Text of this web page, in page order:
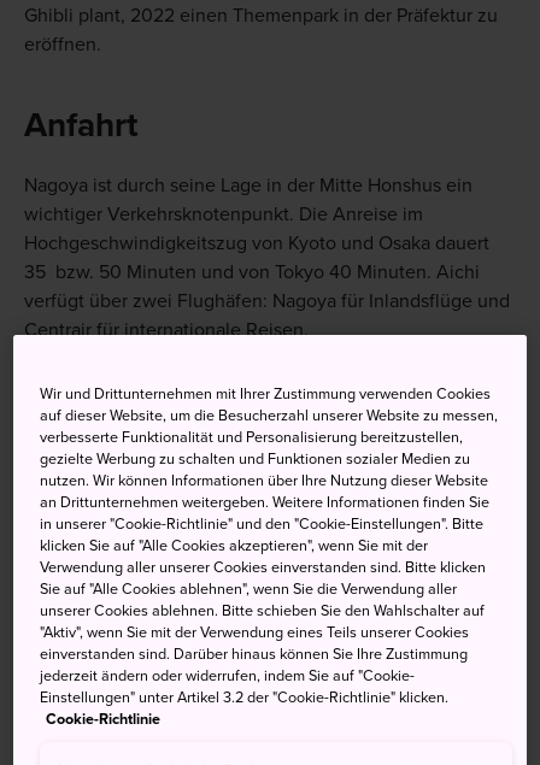
Ghibli plant, 2022 einen Themenpark in der Präfektur zu
eröffnen.
Anfahrt
Nagoya ist durch seine Lage in der Mitte Honshus ein
wichtiger Verkehrsknotenpunkt. Die Anreise im
Hochgeschwindigkeitszug von Kyoto und Osaka dauert
35 bzw. 50 Minuten und von Tokyo 40 Minuten. Aichi
verfügt über zwei Flughäfen: Nagoya für Inlandsflüge und
Centrair für internationale Reisen.
Nicht verpassen
Gebratene Hühnerflügel, Hatcho Miso-Soße,
kuriose Lebensmittel und andere traditionelle
Küche
Chausuyama Kogen, ein Skigebiet mit über zwei
Pistenkilometern
Lebhafte und unterhaltsame
Neujahrsfestlichkeiten im Osu Kannon-Tempel
Wir und Drittunternehmen mit Ihrer Zustimmung verwenden Cookies
auf dieser Website, um die Besucherzahl unserer Website zu messen,
verbesserte Funktionalität und Personalisierung bereitzustellen,
gezielte Werbung zu schalten und Funktionen sozialer Medien zu
nutzen. Wir können Informationen über Ihre Nutzung dieser Website
an Drittunternehmen weitergeben. Weitere Informationen finden Sie
in unserer "Cookie-Richtlinie" und den "Cookie-Einstellungen". Bitte
klicken Sie auf "Alle Cookies akzeptieren", wenn Sie mit der
Verwendung aller unserer Cookies einverstanden sind. Bitte klicken
Sie auf "Alle Cookies ablehnen", wenn Sie die Verwendung aller
unserer Cookies ablehnen. Bitte schieben Sie den Wahlschalter auf
"Aktiv", wenn Sie mit der Verwendung eines Teils unserer Cookies
einverstanden sind. Darüber hinaus können Sie Ihre Zustimmung
jederzeit ändern oder widerrufen, indem Sie auf "Cookie-
Einstellungen" unter Artikel 3.2 der "Cookie-Richtlinie" klicken.
Cookie-Richtlinie